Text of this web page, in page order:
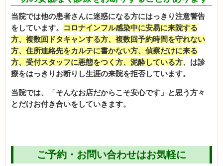
当院では他の患者さんに迷惑になる方にはっきり注意警告
をしています。
コロナインフル感染中に安易に来院する
方、複数回ドタキャンする方、複数回予約時間を守れない
方、住所連絡先をカルテに書かない方、偵察だけに来る
方、受付スタッフに悪態をつく方、泥酔している方、は診
療をはっきりお断りし生涯の来院を拒否しています。
当院では、「そんなお店だからこそ安心です」と思う方々
とだけお付き合いをしていきます。
ご予約・お問い合わせはお気軽に